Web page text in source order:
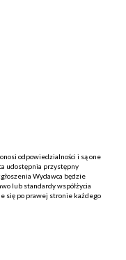
odpowiedzialności i są one
udostępnia przystępny
Wydawca będzie
lub standardy współżycia
się po prawej stronie każdego